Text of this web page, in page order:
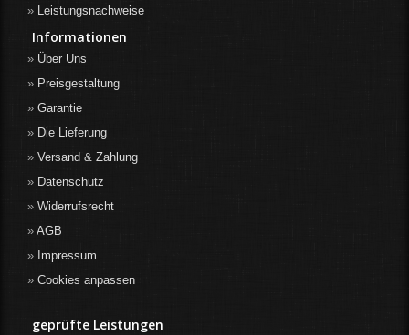
Leistungsnachweise
Informationen
Über Uns
Preisgestaltung
Garantie
Die Lieferung
Versand & Zahlung
Datenschutz
Widerrufsrecht
AGB
Impressum
Cookies anpassen
geprüfte Leistungen